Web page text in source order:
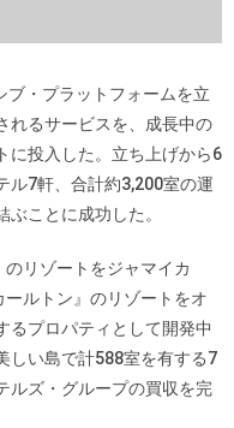
・プラットフォームを立
れるサービスを、成長中の
に投入した。立ち上げから6
ル7軒、合計約3,200室の運
ことに成功した。
リゾートをジャマイカ
ルトン』のリゾートをオ
るプロパティとして開発中
しい島で計588室を有する7
ルズ・グループの買収を完